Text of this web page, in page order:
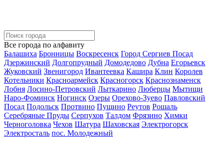
Все города по алфавиту
Балашиха Бронницы Воскресенск Город Сергиев Посад
Дзержинский Долгопрудный Домодедово Дубна Егорьевск
Жуковский Звенигород Ивантеевка Кашира Клин Королев
Котельники Красноармейск Красногорск Краснознаменск
Лобня Лосино-Петровский Лыткарино Люберцы Мытищи
Наро-Фоминск Ногинск Озеры Орехово-Зуево Павловский
Посад Подольск Протвино Пущино Реутов Рошаль
Серебряные Пруды Серпухов Талдом Фрязино Химки
Черноголовка Чехов Шатура Шаховская Электрогорск
Электросталь пос. Молодежный